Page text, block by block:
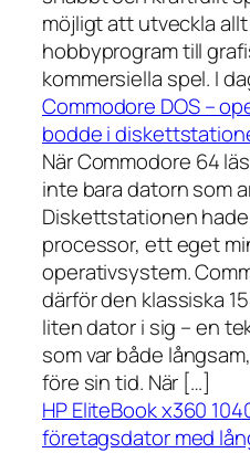
möjligt att utveckla
hobbyprogram till
kommersiella spel. I
Commodore DOS –
bodde i
När Commodore 64
inte bara datorn som
Diskettstationen
processor, ett eget
operativsystem.
därför den klassiska
liten dator i sig – en
som var både
före sin tid. När […]
HP EliteBook x360
företagsdator med